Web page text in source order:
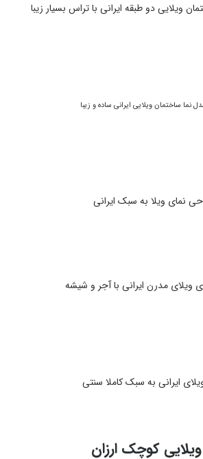
ویلایی دو طبقه ایرانی با تراس بسیار زیبا
نما ساختمان ویلایی ایرانی ساده و زیبا
نمای ویلا به سبک ایرانی
ویلای مدرن ایرانی با آجر و شیشه
ایرانی به سبک کاملا سنتی
کوچک ارزان